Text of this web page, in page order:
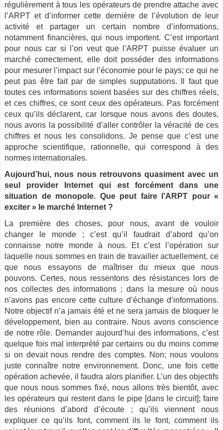
régulièrement à tous les opérateurs de prendre attache avec
l’ARPT et d’informer cette dernière de l’évolution de leur
activité et partager un certain nombre d’informations,
notamment financières, qui nous importent. C’est important
pour nous car si l’on veut que l’ARPT puisse évaluer un
marché correctement, elle doit posséder des informations
pour mesurer l’impact sur l’économie pour le pays; ce qui ne
peut pas être fait par de simples supputations. Il faut que
toutes ces informations soient basées sur des chiffres réels,
et ces chiffres, ce sont ceux des opérateurs. Pas forcément
ceux qu’ils déclarent, car lorsque nous avons des doutes,
nous avons la possibilité d’aller contrôler la véracité de ces
chiffres et nous les consolidons. Je pense que c’est une
approche scientifique, rationnelle, qui correspond à des
normes internationales.
Aujourd’hui, nous nous retrouvons quasiment avec un
seul provider Internet qui est forcément dans une
situation de monopole. Que peut faire l’ARPT pour «
exciter » le marché Internet ?
La première des choses, pour nous, avant de vouloir
changer le monde ; c’est qu’il faudrait d’abord qu’on
connaisse notre monde à nous. Et c’est l’opération sur
laquelle nous sommes en train de travailler actuellement, ce
que nous essayons de maîtriser du mieux que nous
pouvons. Certes, nous ressentons des résistances lors de
nos collectes des informations ; dans la mesure où nous
n’avons pas encore cette culture d’échange d’informations.
Notre objectif n’a jamais été et ne sera jamais de bloquer le
développement, bien au contraire. Nous avons conscience
de notre rôle. Demander aujourd’hui des informations, c’est
quelque fois mal interprété par certains ou du moins comme
si on devait nous rendre des comptes. Non; nous voulons
juste connaître notre environnement. Donc, une fois cette
opération achevée, il faudra alors planifier. L’un des objectifs
que nous nous sommes fixé, nous allons très bientôt, avec
les opérateurs qui restent dans le pipe [dans le circuit]; faire
des réunions d’abord d’écoute ; qu’ils viennent nous
expliquer ce qu’ils font, comment ils le font, comment ils